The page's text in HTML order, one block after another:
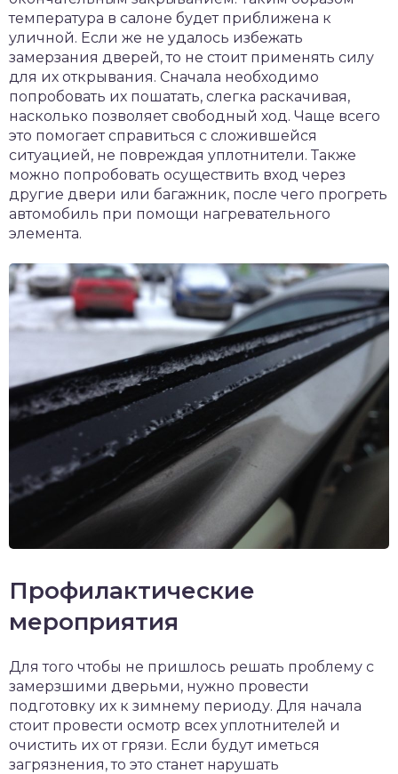
температура в салоне будет приближена к
уличной. Если же не удалось избежать
замерзания дверей, то не стоит применять силу
для их открывания. Сначала необходимо
попробовать их пошатать, слегка раскачивая,
насколько позволяет свободный ход. Чаще всего
это помогает справиться с сложившейся
ситуацией, не повреждая уплотнители. Также
можно попробовать осуществить вход через
другие двери или багажник, после чего прогреть
автомобиль при помощи нагревательного
элемента.
Профилактические
мероприятия
Для того чтобы не пришлось решать проблему с
замерзшими дверьми, нужно провести
подготовку их к зимнему периоду. Для начала
стоит провести осмотр всех уплотнителей и
очистить их от грязи. Если будут иметься
загрязнения, то это станет нарушать